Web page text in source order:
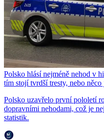
Polsko hlásí nejméně nehod v
tím stojí tvrdší tresty, nebo něco
Polsko uzavřelo první pololetí
dopravními nehodami, což je
statistik.